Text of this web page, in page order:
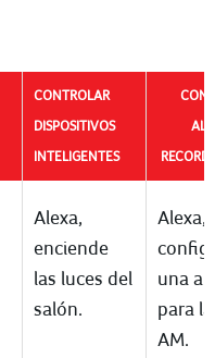
CONTROLAR
DISPOSITIVOS
INTELIGENTES
Alexa,
enciende
las luces del
salón.
Alexa,
una
para
AM.